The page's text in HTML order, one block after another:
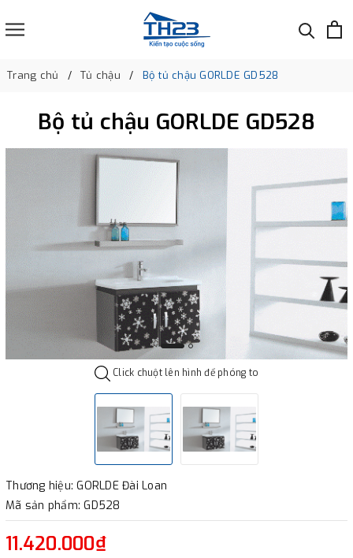
Trang chủ Tủ chậu Bộ tủ chậu GORLDE GD528
Bộ tủ chậu GORLDE GD528
Click chuột lên hình để phóng to
Thương hiệu: GORLDE Đài Loan
Mã sản phẩm: GD528
11.420.000₫